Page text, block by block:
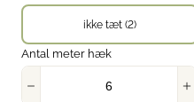
ikke tæt (2)
Antal meter hæk